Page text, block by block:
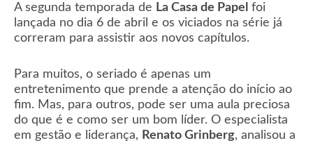
A segunda temporada de La Casa de Papel foi
lançada no dia 6 de abril e os viciados na série já
correram para assistir aos novos capítulos.
Para muitos, o seriado é apenas um
entretenimento que prende a atenção do início ao
fim. Mas, para outros, pode ser uma aula preciosa
do que é e como ser um bom líder. O especialista
em gestão e liderança, Renato Grinberg, analisou a